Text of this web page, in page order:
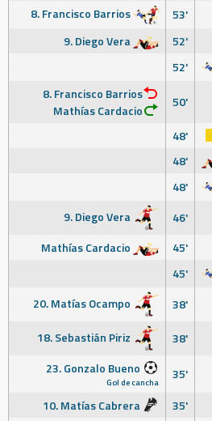
8. Francisco Barrios
53'
9. Diego Vera
52'
52'
8. Francisco Barrios
Mathías Cardacio
50'
48'
48'
48'
9. Diego Vera
46'
Mathías Cardacio
45'
45'
20. Matías Ocampo
38'
18. Sebastián Piriz
38'
23. Gonzalo Bueno
Gol de cancha
35'
10. Matías Cabrera
35'